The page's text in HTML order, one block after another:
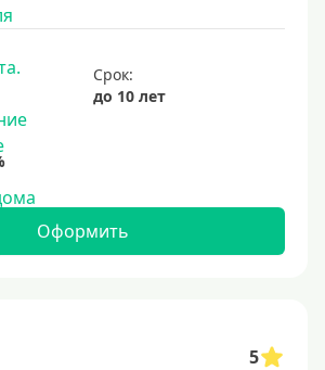
Срок:
до 10 лет
Оформить
5